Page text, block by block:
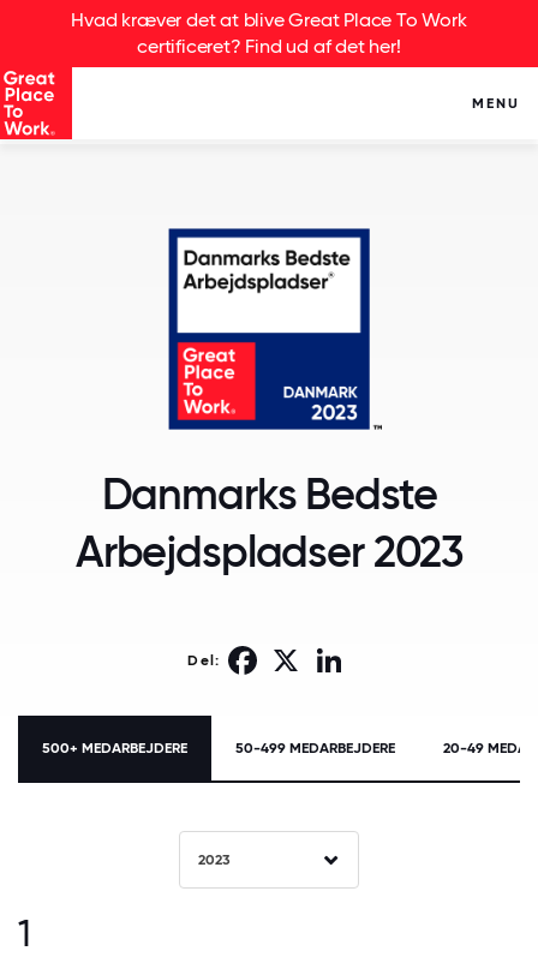
Hvad kræver det at blive Great Place To Work
certificeret? Find ud af det her!
MENU
Danmarks Bedste
Arbejdspladser 2023
Del: Facebook
500+ MEDARBEJDERE 50-499 MEDARBEJDERE 20-49
2023
1